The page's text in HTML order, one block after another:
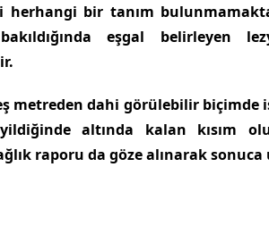
bir tanım
eşgal belirleyen
metreden dahi görülebilir biçimde
altında kalan kısım
raporu da göze alınarak sonuca